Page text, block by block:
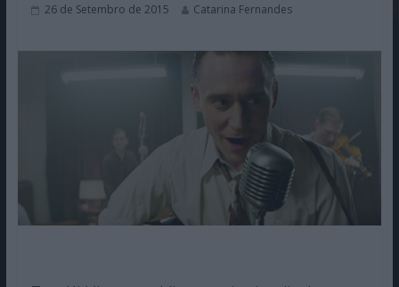
26 de Setembro de 2015 Catarina Fernandes